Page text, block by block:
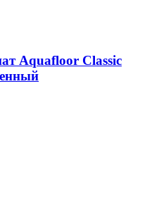
Aquafloor Classic